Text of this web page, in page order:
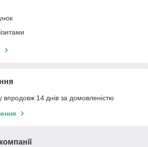
впродовж 14 днів за домовленістю